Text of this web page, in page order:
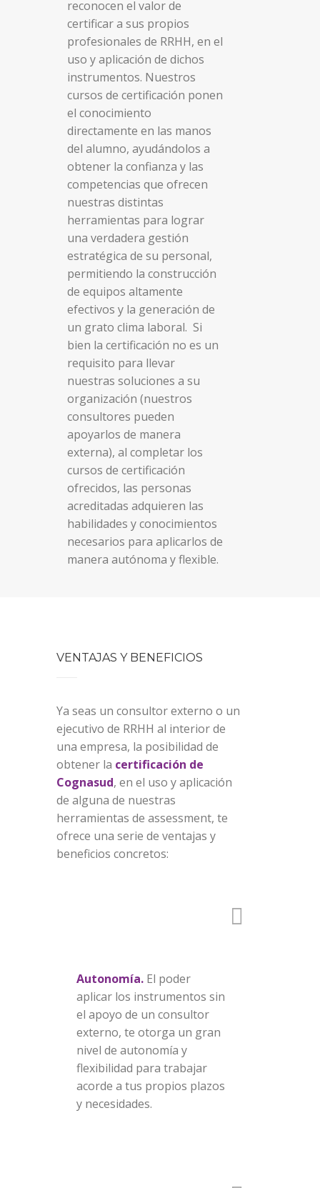
reconocen el valor de
certificar a sus propios
profesionales de RRHH, en el
uso y aplicación de dichos
instrumentos. Nuestros
cursos de certificación ponen
el conocimiento
directamente en las manos
del alumno, ayudándolos a
obtener la confianza y las
competencias que ofrecen
nuestras distintas
herramientas para lograr
una verdadera gestión
estratégica de su personal,
permitiendo la construcción
de equipos altamente
efectivos y la generación de
un grato clima laboral. Si
bien la certificación no es un
requisito para llevar
nuestras soluciones a su
organización (nuestros
consultores pueden
apoyarlos de manera
externa), al completar los
cursos de certificación
ofrecidos, las personas
acreditadas adquieren las
habilidades y conocimientos
necesarios para aplicarlos de
manera autónoma y flexible.
VENTAJAS Y BENEFICIOS
Ya seas un consultor externo o un
ejecutivo de RRHH al interior de
una empresa, la posibilidad de
obtener la certificación de
Cognasud, en el uso y aplicación
de alguna de nuestras
herramientas de assessment, te
ofrece una serie de ventajas y
beneficios concretos:
Autonomía. El poder
aplicar los instrumentos sin
el apoyo de un consultor
externo, te otorga un gran
nivel de autonomía y
flexibilidad para trabajar
acorde a tus propios plazos
y necesidades.